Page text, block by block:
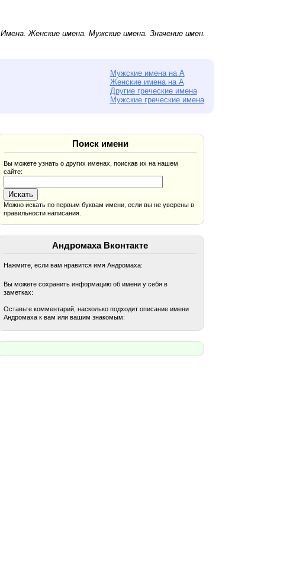
Имена.Женские имена.Мужские имена. Значение имен.
Мужские имена на А
Женские имена на А
Другие греческие имена
Мужские греческие имена
Поиск имени
Вы можете узнать о других именах, поискав их на нашем
сайте:
Можно искать по первым буквам имени, если вы не уверены в
правильности написания.
Андромаха Вконтакте
Нажмите, если вам нравится имя Андромаха:
Вы можете сохранить информацию об имени у себя в
заметках:
Оставьте комментарий, насколько подходит описание имени
Андромаха к вам или вашим знакомым: